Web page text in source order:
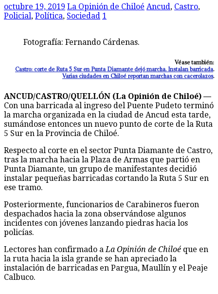
octubre 19, 2019 La Opinión de Chiloé Ancud, Castro,
Policial, Política, Sociedad 1
Fotografía: Fernando Cárdenas.
Véase también:
Castro: corte de Ruta 5 Sur en Punta Diamante dejó marcha. Instalan barricada.
Varias ciudades en Chiloé reportan marchas con cacerolazos.
ANCUD/CASTRO/QUELLÓN (La Opinión de Chiloé) —
Con una barricada al ingreso del Puente Pudeto terminó
la marcha organizada en la ciudad de Ancud esta tarde,
sumándose entonces un nuevo punto de corte de la Ruta
5 Sur en la Provincia de Chiloé.
Respecto al corte en el sector Punta Diamante de Castro,
tras la marcha hacia la Plaza de Armas que partió en
Punta Diamante, un grupo de manifestantes decidió
instalar pequeñas barricadas cortando la Ruta 5 Sur en
ese tramo.
Posteriormente, funcionarios de Carabineros fueron
despachados hacia la zona observándose algunos
incidentes con jóvenes lanzando piedras hacia los
policías.
Lectores han confirmado a La Opinión de Chiloé que en
la ruta hacia la isla grande se han apreciado la
instalación de barricadas en Pargua, Maullín y el Peaje
Calbuco.